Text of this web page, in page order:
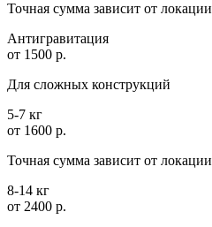
Точная сумма зависит от локации
Антигравитация
от 1500 р.
Для сложных конструкций
5-7 кг
от 1600 р.
Точная сумма зависит от локации
8-14 кг
от 2400 р.